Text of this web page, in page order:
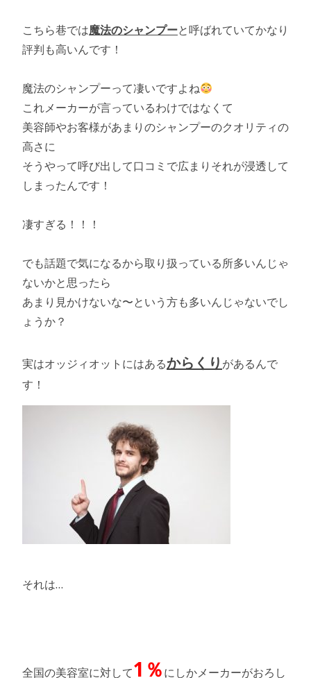
こちら巷では魔法のシャンプーと呼ばれていてかなり
評判も高いんです！
魔法のシャンプーって凄いですよね
これメーカーが言っているわけではなくて
美容師やお客様があまりのシャンプーのクオリティの
高さに
そうやって呼び出して口コミで広まりそれが浸透して
しまったんです！
凄すぎる！！！
でも話題で気になるから取り扱っている所多いんじゃ
ないかと思ったら
あまり見かけないな〜という方も多いんじゃないでし
ょうか？
実はオッジィオットにはあるからくり があるんで
す！
それは…
全国の美容室に対して1％にしかメーカーがおろし